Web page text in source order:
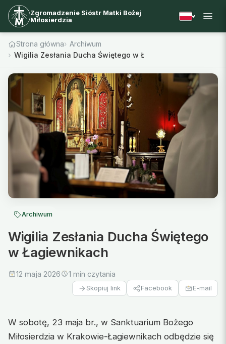
Zgromadzenie Sióstr Matki Bożej
Miłosierdzia
Strona główna
Archiwum
Wigilia Zesłania Ducha Świętego w Łagiewnikach
Archiwum
Wigilia Zesłania Ducha Świętego
w Łagiewnikach
12 maja 2026 1 min czytania
Skopiuj link Facebook E-mail
W sobotę, 23 maja br., w Sanktuarium Bożego
Miłosierdzia w Krakowie-Łagiewnikach odbędzie się